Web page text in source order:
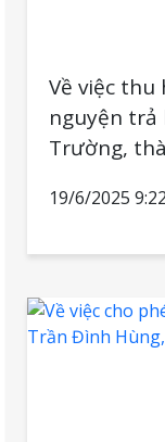
Về việc thu
nguyện
Trường,
19/6/2025 9:22